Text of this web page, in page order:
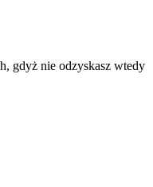
gdyż nie odzyskasz wtedy